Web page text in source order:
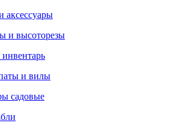
аксессуары
и высоторезы
и вилы
садовые